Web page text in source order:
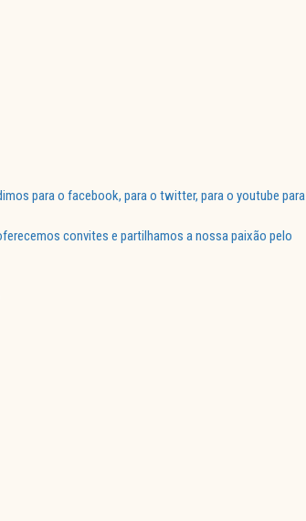
para o facebook, para o twitter, para o youtube para
convites e partilhamos a nossa paixão pelo